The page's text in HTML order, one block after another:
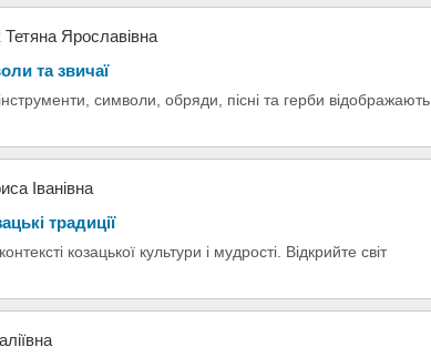
Ярославівна
та звичаї
символи, обряди, пісні та герби відображають
Іванівна
традиції
козацької культури і мудрості. Відкрийте світ